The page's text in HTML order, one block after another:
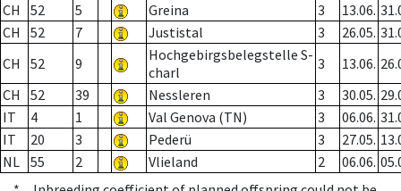
CH
52 5 Greina 3 13.06.
CH
52 7 Justistal 3 26.05.
CH
52 9
Hochgebirgsbelegstelle S-
charl
3 13.06.
CH
52 39 Nessleren 3 30.05.
IT
4 1 Val Genova (TN) 3 06.06.
IT
20 3 Pederü 3 27.05.
NL 55 2 Vlieland 2 06.06.